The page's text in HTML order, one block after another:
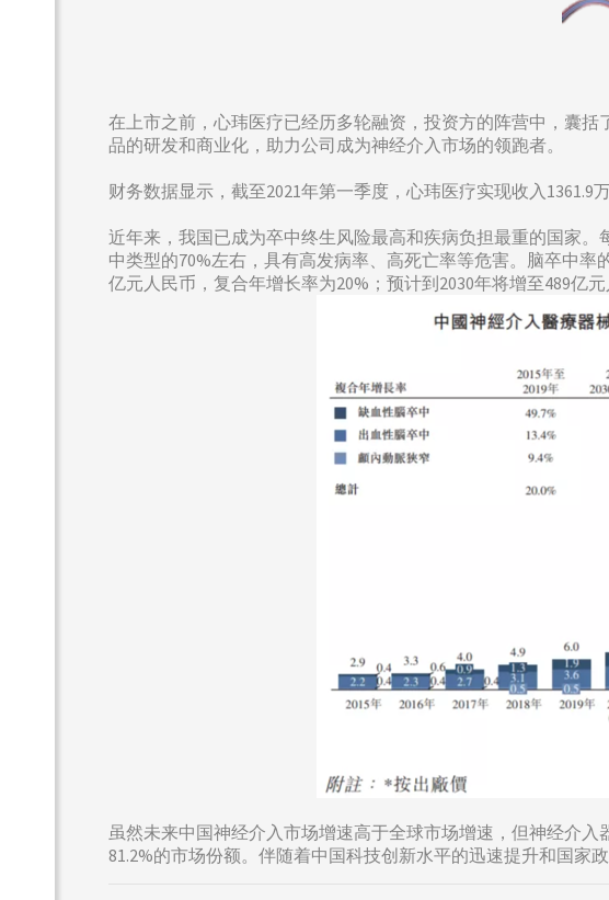
在上市之前，心玮医疗已经历多轮融资，投资方的阵营中，囊括
品的研发和商业化，助力公司成为神经介入市场的领跑者。
财务数据显示，截至2021年第一季度，心玮医疗实现收入1361.9
近年来，我国已成为卒中终生风险最高和疾病负担最重的国家
中类型的70%左右，具有高发病率、高死亡率等危害。脑卒中率
亿元人民币，复合年增长率为20%；预计到2030年将增至489亿
虽然未来中国神经介入市场增速高于全球市场增速，但神经介
81.2%的市场份额。伴随着中国科技创新水平的迅速提升和国家